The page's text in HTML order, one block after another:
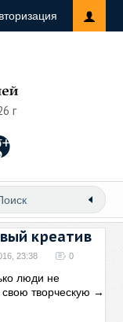
г
креатив
23:38 0
люди не
творческую →